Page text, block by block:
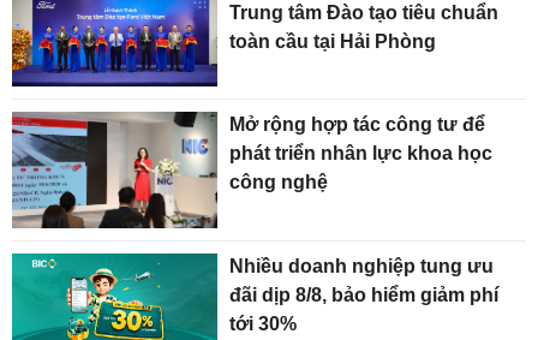
Trung tâm Đào tạo tiêu chuẩn
toàn cầu tại Hải Phòng
Mở rộng hợp tác công tư để
phát triển nhân lực khoa học
công nghệ
Nhiều doanh nghiệp tung ưu
đãi dịp 8/8, bảo hiểm giảm phí
tới 30%